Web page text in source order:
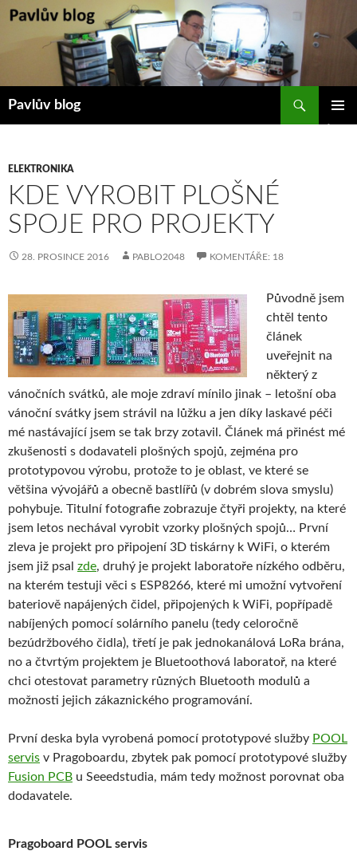
Přejít
Pavlův blog
ELEKTRONIKA
KDE VYROBIT PLOŠNÉ
SPOJE PRO PROJEKTY
28. PROSINCE 2016 PABLO2048 KOMENTÁŘE: 18
Původně jsem
chtěl tento
článek
uveřejnit na
některý z
vánočních svátků, ale moje zdraví mínilo jinak – letošní oba
vánoční svátky jsem strávil na lůžku a jen díky laskavé péči
mé nastávající jsem se tak brzy zotavil. Článek má přinést mé
zkušenosti s dodavateli plošných spojů, zejména pro
prototypovou výrobu, protože to je oblast, ve které se
většina vývojářů a obecně bastlířů (v dobrém slova smyslu)
pohybuje. Titulní fotografie zobrazuje čtyři projekty, na které
jsem letos nechával vyrobit vzorky plošných spojů… První
zleva je projekt pro připojení 3D tiskárny k WiFi, o kterém
jsem již psal zde, druhý je projekt laboratoře nízkého odběru,
na kterém testuji věci s ESP8266, které mi umožní vytvoření
bateriově napájených čidel, připojených k WiFi, popřípadě
nabíjených pomocí solárního panelu (tedy celoročně
bezúdržbového čidla), třetí je pak jednokanálová LoRa brána,
no a čtvrtým projektem je Bluetoothová laboratoř, na které
chci otestovat parametry různých Bluetooth modulů a
možnosti jejich zákaznického programování.
První deska byla vyrobená pomocí prototypové služby POOL
servis v Pragoboardu, zbytek pak pomocí prototypové služby
Fusion PCB u Seeedstudia, mám tedy možnost porovnat oba
dodavatele.
Pragoboard POOL servis